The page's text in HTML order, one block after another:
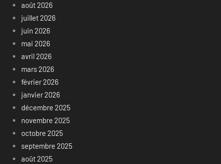
août 2026
juillet 2026
juin 2026
mai 2026
avril 2026
mars 2026
février 2026
janvier 2026
décembre 2025
novembre 2025
octobre 2025
septembre 2025
août 2025